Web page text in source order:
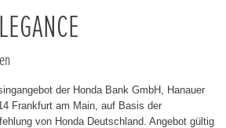
der Honda Bank GmbH, Hanauer
Frankfurt am Main, auf Basis der
von Honda Deutschland. Angebot gültig